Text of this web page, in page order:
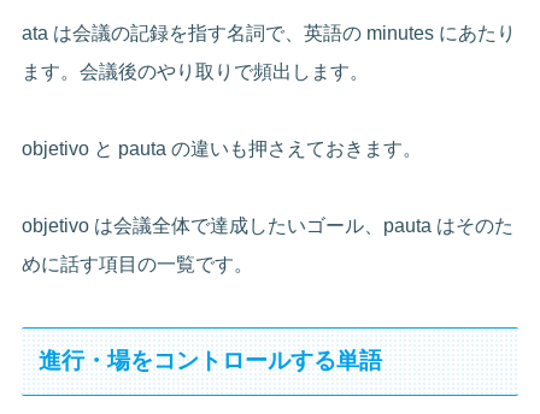
ata は会議の記録を指す名詞で、英語の minutes にあたり
ます。会議後のやり取りで頻出します。
objetivo と pauta の違いも押さえておきます。
objetivo は会議全体で達成したいゴール、pauta はそのた
めに話す項目の一覧です。
進行・場をコントロールする単語